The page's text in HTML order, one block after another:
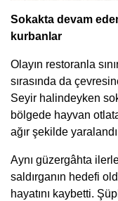
Sokakta devam
kurbanlar
Olayın restoranla
sırasında da
Seyir halindeyken
bölgede hayvan
ağır şekilde
Aynı güzergâhta
saldırganın hedefi
hayatını kaybetti.